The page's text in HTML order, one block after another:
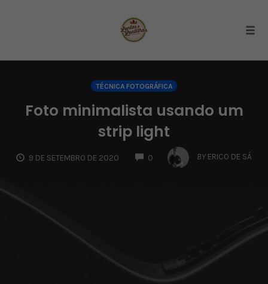
TÉCNICA FOTOGRÁFICA
Foto minimalista usando um
strip light
9 DE SETEMBRO DE 2020 0
COMMENTS
BY ERICO DE SÁ